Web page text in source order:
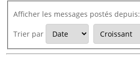
Afficher les messages postés depuis:
Trier par